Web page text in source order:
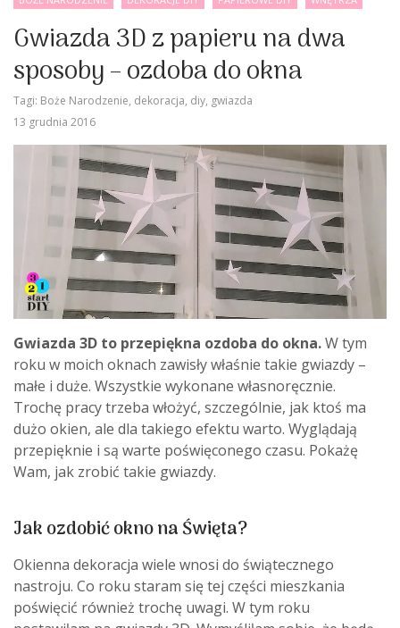
Gwiazda 3D z papieru na dwa
sposoby – ozdoba do okna
Tagi: Boże Narodzenie, dekoracja, diy, gwiazda
13 grudnia 2016
Gwiazda 3D to przepiękna ozdoba do okna.W tym
roku w moich oknach zawisły właśnie takie gwiazdy –
małe i duże. Wszystkie wykonane własnoręcznie.
Trochę pracy trzeba włożyć, szczególnie, jak ktoś ma
dużo okien, ale dla takiego efektu warto. Wyglądają
przepięknie i są warte poświęconego czasu. Pokażę
Wam, jak zrobić takie gwiazdy.
Jak ozdobić okno na Święta?
Okienna dekoracja wiele wnosi do świątecznego
nastroju. Co roku staram się tej części mieszkania
poświęcić również trochę uwagi. W tym roku